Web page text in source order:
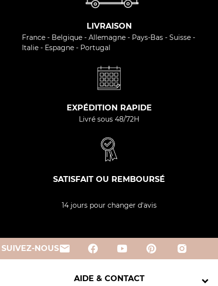
LIVRAISON
France - Belgique - Allemagne - Pays-Bas - Suisse -
Italie - Espagne - Portugal
EXPÉDITION RAPIDE
Livré sous 48/72H
SATISFAIT OU REMBOURSÉ
14 jours pour changer d'avis
SUIVEZ-NOUSemail
AIDE & CONTACT